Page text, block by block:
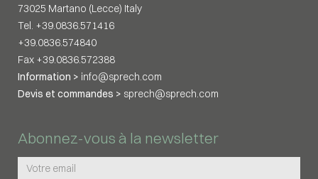
73025 Martano (Lecce) Italy
Tel. +39.0836.571416
+39.0836.574840
Fax +39.0836.572388
Information > info@sprech.com
Devis et commandes > sprech@sprech.com
Abonnez-vous à la newsletter